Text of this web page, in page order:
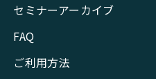
セミナーアーカイブ
FAQ
ご利用方法